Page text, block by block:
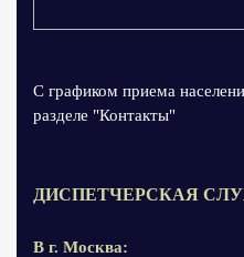
С графиком приема
разделе "Контакты"
ДИСПЕТЧЕРСКАЯ
В г. Москва: